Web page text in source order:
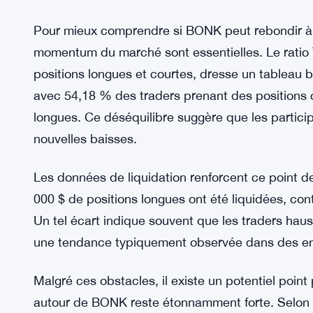
Les cartes de liquidité offrent un aperçu
possibles. Selon Coinglass, BONK évolue
entre 0,000016 $ et 0,00001448 $. Ces zones
en particulier lors de périodes de volatilité
nécessairement la direction.
Pour mieux comprendre si BONK peut rebondir
momentum du marché sont essentielles. Le
positions longues et courtes, dresse un tableau
avec 54,18 % des traders prenant des
nouvelles baisses.